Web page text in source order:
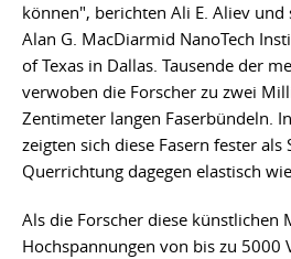
können", berichten Ali E. Aliev und
Alan G. MacDiarmid NanoTech
of Texas in Dallas. Tausende der
verwoben die Forscher zu zwei
Zentimeter langen Faserbündeln.
zeigten sich diese Fasern fester als
Querrichtung dagegen elastisch
Als die Forscher diese künstlichen
Hochspannungen von bis zu 5000